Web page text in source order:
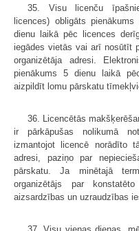
35. Visu licenču
licences) obligāts
dienu laikā pēc licences
iegādes vietās vai arī nosūtīt
organizētāja adresi.
pienākums 5 dienu laikā
aizpildīt lomu pārskatu
36. Licencētās
ir pārkāpušas nolikumā
izmantojot licencē norādīto
adresi, paziņo par
pārskatu. Ja minētajā
organizētājs par
aizsardzības un uzraudzības